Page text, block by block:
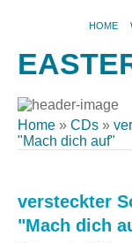
HOME
Home » CDs »
"Mach dich auf"
versteckter
"Mach dich